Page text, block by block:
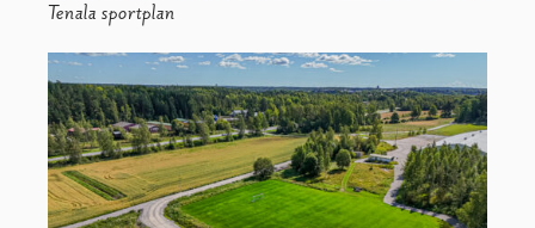
Tenala sportplan